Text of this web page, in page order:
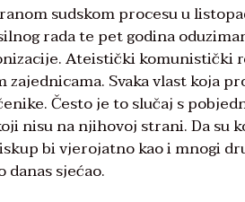
sudskom procesu u
rada te pet godina
Ateistički komunistički
Svaka vlast koja
Često je to slučaj s
nisu na njihovoj strani. Da su
bi vjerojatno kao i mnogi
danas sjećao.